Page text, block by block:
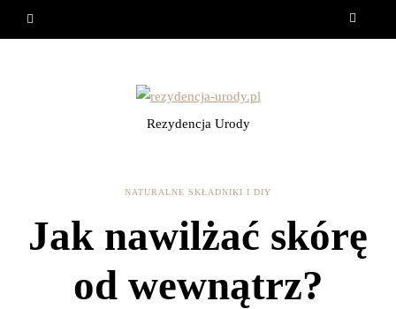
Rezydencja Urody
NATURALNE SKŁADNIKI I DIY
Jak nawilżać skórę
od wewnątrz?